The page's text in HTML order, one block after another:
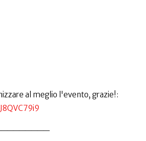
al meglio l'evento, grazie!: